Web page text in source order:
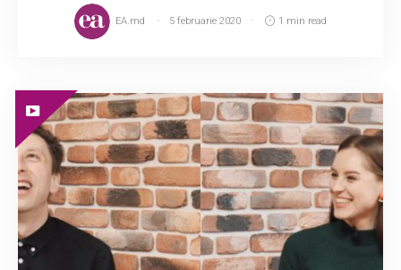
EA.md 5 februarie 2020 1 min read